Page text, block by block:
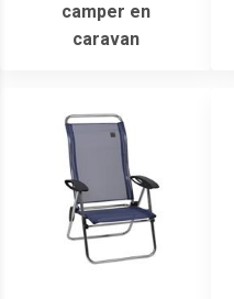
camper en
caravan